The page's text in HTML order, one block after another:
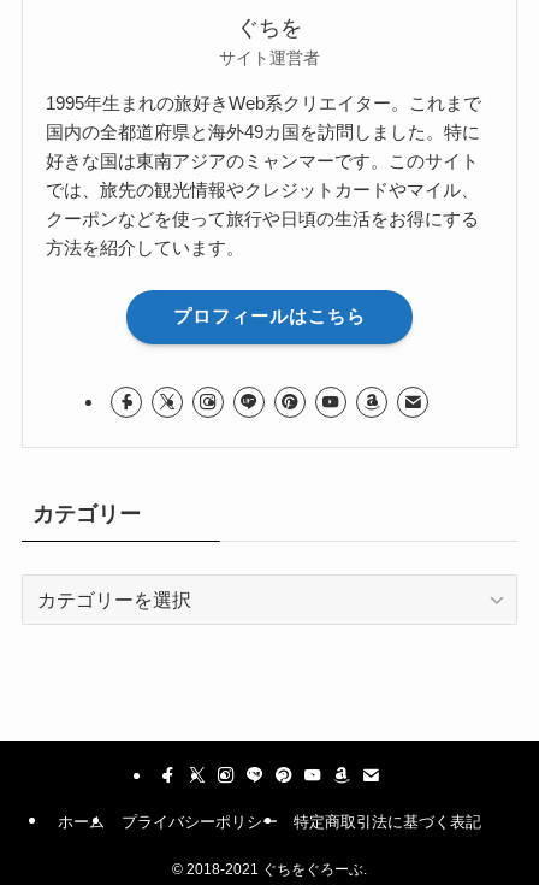
ぐちを
サイト運営者
1995年生まれの旅好きWeb系クリエイター。これまで
国内の全都道府県と海外49カ国を訪問しました。特に
好きな国は東南アジアのミャンマーです。このサイト
では、旅先の観光情報やクレジットカードやマイル、
クーポンなどを使って旅行や日頃の生活をお得にする
方法を紹介しています。
プロフィールはこちら
カテゴリー
ホーム プライバシーポリシー 特定商取引法に基づく表記
© 2018-2021 ぐちをぐろーぶ.